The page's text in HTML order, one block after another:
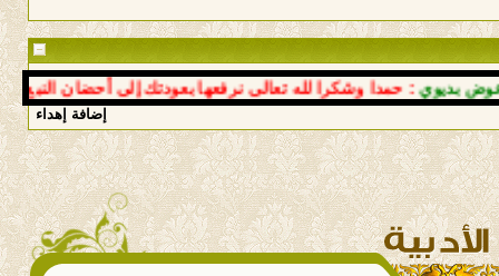
: حمدا وشكرا لله تعالى نرفعها بعودتك إلى أحضان النبع
إضافة إهداء